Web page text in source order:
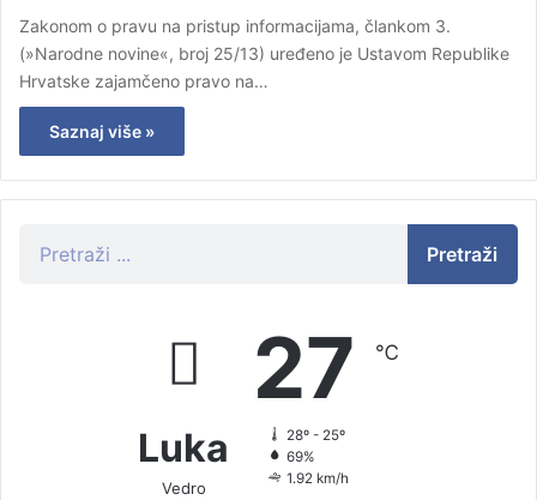
Zakonom o pravu na pristup informacijama, člankom 3.
(»Narodne novine«, broj 25/13) uređeno je Ustavom Republike
Hrvatske zajamčeno pravo na…
Saznaj više »
Pretraži
Luka
Vedro
27 ℃
28º - 25º
69%
1.92 km/h